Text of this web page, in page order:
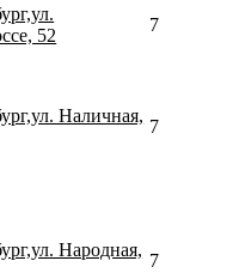
52
Наличная,
Народная,